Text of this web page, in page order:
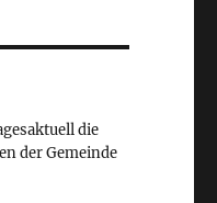
die
der Gemeinde